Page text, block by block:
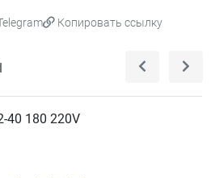
Копировать ссылку
40 180 220V